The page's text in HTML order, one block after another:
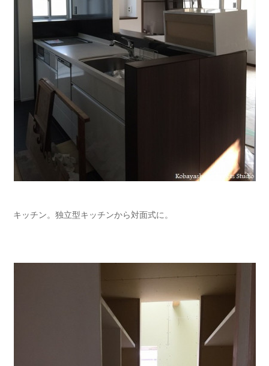
キッチン。独立型キッチンから対面式に。